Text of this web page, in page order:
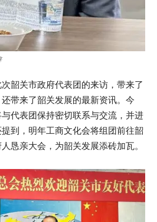
韶关市政府代表团的来访，带来了
带来了韶关发展的最新资讯。今
代表团保持密切联系与交流，并进
到，明年工商文化会将组团前往韶
恳亲大会，为韶关发展添砖加瓦。